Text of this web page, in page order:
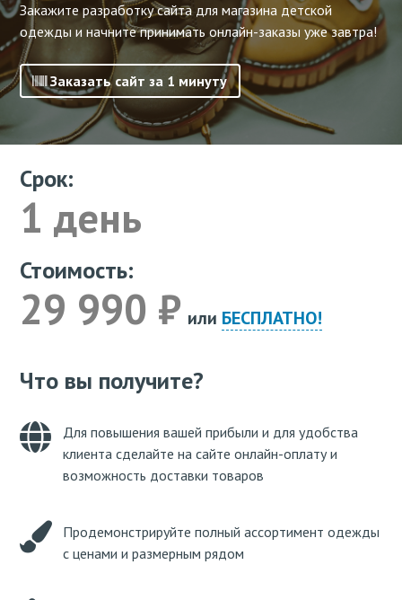
Закажите разработку сайта для магазина детской
одежды и начните принимать онлайн-заказы уже завтра!
Заказать сайт за 1 минуту
Срок:
1 день
Стоимость:
29 990 ₽ или БЕСПЛАТНО!
Что вы получите?
Для повышения вашей прибыли и для удобства
клиента сделайте на сайте онлайн-оплату и
возможность доставки товаров
Продемонстрируйте полный ассортимент одежды
с ценами и размерным рядом